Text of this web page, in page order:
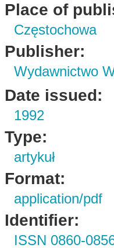
Place of
Częstochowa
Publisher:
Wydawnictwo
Date issued:
1992
Type:
artykuł
Format:
application/pdf
Identifier:
ISSN 0860-